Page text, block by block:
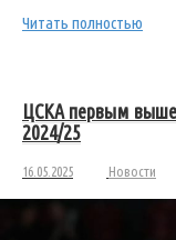
Читать полностью
ЦСКА первым
2024/25
16.05.2025 Новости